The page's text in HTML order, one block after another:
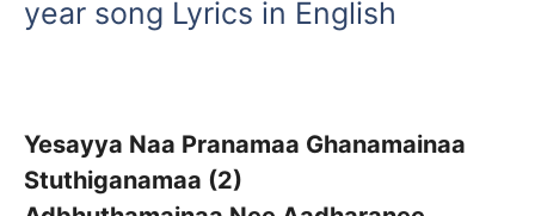
year song Lyrics in English
Yesayya Naa Pranamaa Ghanamainaa
Stuthiganamaa (2)